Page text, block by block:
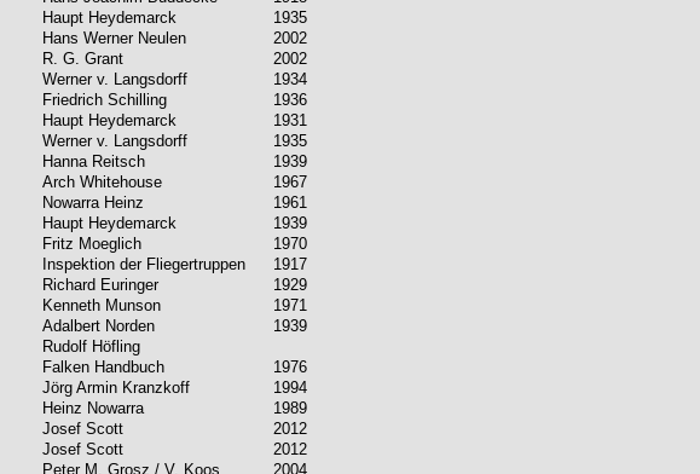
Haupt Heydemarck
1935
Hans Werner Neulen
2002
R. G. Grant
2002
Werner v. Langsdorff
1934
Friedrich Schilling
1936
Haupt Heydemarck
1931
Werner v. Langsdorff
1935
Hanna Reitsch
1939
Arch Whitehouse
1967
Nowarra Heinz
1961
Haupt Heydemarck
1939
Fritz Moeglich
1970
Inspektion der Fliegertruppen
1917
Richard Euringer
1929
Kenneth Munson
1971
Adalbert Norden
1939
Rudolf Höfling
Falken Handbuch
1976
Jörg Armin Kranzkoff
1994
Heinz Nowarra
1989
Josef Scott
2012
Josef Scott
2012
Peter M. Grosz / V. Koos
2004